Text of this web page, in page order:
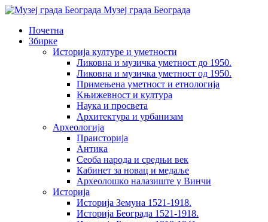
Музеј града Београда
Почетна
Збирке
Историја културе и уметности
Ликовна и музичка уметност до 1950.
Ликовна и музичка уметност од 1950.
Примењена уметност и етнологија
Kњижевност и културa
Наука и просвета
Архитектура и урбанизам
Aрхеологија
Праисторија
Антика
Сеоба народа и средњи век
Кабинет за новац и медаље
Археолошкo налазиште у Винчи
Историја
Историја Земуна 1521-1918.
Историја Београда 1521-1918.